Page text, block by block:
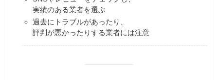
実績のある業者を選ぶ
過去にトラブルがあったり、
評判が悪かったりする業者には注意